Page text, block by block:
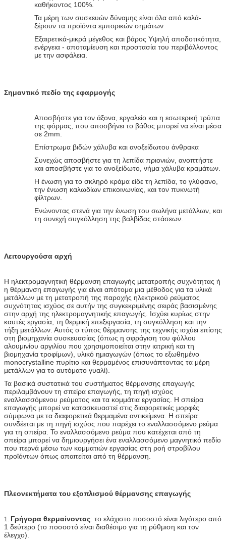
καθήκοντος 100%.
Τα μέρη των συσκευών δύναμης είναι όλα από καλά-
ξέρουν τα προϊόντα εμπορικών σημάτων
Εξαιρετικά-μικρά μέγεθος και βάρος Υψηλή αποδοτικότητα,
ενέργεια - αποταμίευση και προστασία του περιβάλλοντος
με την ασφάλεια.
Σημαντικό πεδίο της εφαρμογής
Αποσβήστε για τον άξονα, εργαλείο και η εσωτερική τρύπα
της φόρμας, που αποσβήνει το βάθος μπορεί να είναι μέσα
σε 2mm.
Επίστρωμα βιδών χάλυβα και ανοξείδωτου άνθρακα
Συνεχώς αποσβήστε για τη λεπίδα πριονιών, ανοπτήστε
και αποσβήστε για το ανοξείδωτο, νήμα χάλυβα κραμάτων.
Η ένωση για το σκληρό κράμα είδε τη λεπίδα, το γλύφανο,
την ένωση καλωδίων επικοινωνίας, και τον πυκνωτή
φίλτρων.
Ενώνοντας στενά για την ένωση του σωλήνα μετάλλων, και
τη συνεχή συγκόλληση της βαλβίδας στάσεων.
Λειτουργούσα αρχή
Η ηλεκτρομαγνητική θέρμανση επαγωγής μετατροπής συχνότητας ή
η θέρμανση επαγωγής για είναι απότομα μια μέθοδος για τα υλικά
μετάλλων με τη μετατροπή της παροχής ηλεκτρικού ρεύματος
συχνότητας ισχύος σε αυτήν της συγκεκριμένης σειράς βασισμένης
στην αρχή της ηλεκτρομαγνητικής επαγωγής. Ισχύει κυρίως στην
καυτές εργασία, τη θερμική επεξεργασία, τη συγκόλληση και την
τήξη μετάλλων. Αυτός ο τύπος θέρμανσης της τεχνικής ισχύει επίσης
στη βιομηχανία συσκευασίας (όπως η σφράγιση του φύλλου
αλουμινίου αργιλίου που χρησιμοποιείται στην ιατρική και τη
βιομηχανία τροφίμων), υλικό ημιαγωγών (όπως το εξωθημένο
monocrystalline πυρίτιο και θερμαμένος επισυνάπτοντας τα μέρη
μετάλλων για το αυτόματο γυαλί).
Τα βασικά συστατικά του συστήματος θέρμανσης επαγωγής
περιλαμβάνουν τη σπείρα επαγωγής, τη πηγή ισχύος
εναλλασσόμενου ρεύματος και τα κομμάτια εργασίας. Η σπείρα
επαγωγής μπορεί να κατασκευαστεί στις διαφορετικές μορφές
σύμφωνα με τα διαφορετικά θερμαμένα αντικείμενα. Η σπείρα
συνδέεται με τη πηγή ισχύος που παρέχει το εναλλασσόμενο ρεύμα
για τη σπείρα. Το εναλλασσόμενο ρεύμα που κατέχεται από τη
σπείρα μπορεί να δημιουργήσει ένα εναλλασσόμενο μαγνητικό πεδίο
που περνά μέσω των κομματιών εργασίας στη ροή στροβίλου
προϊόντων όπως απαιτείται από τη θέρμανση.
Πλεονεκτήματα του εξοπλισμού θέρμανσης επαγωγής
1. Γρήγορα θερμαίνοντας: το ελάχιστο ποσοστό είναι λιγότερο από
1 δεύτερο (το ποσοστό είναι διαθέσιμο για τη ρύθμιση και τον
έλεγχο).